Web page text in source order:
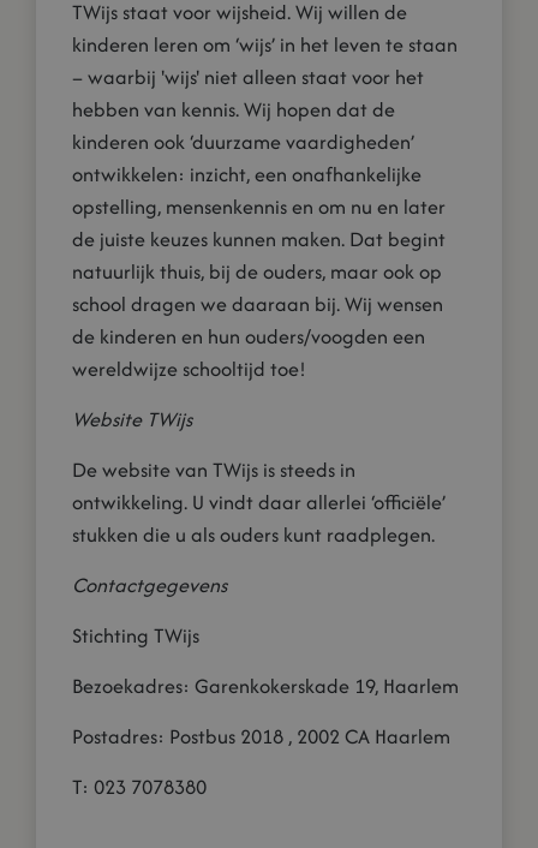
TWijs staat voor wijsheid. Wij willen de
kinderen leren om ‘wijs’ in het leven te staan
– waarbij 'wijs' niet alleen staat voor het
hebben van kennis. Wij hopen dat de
kinderen ook ‘duurzame vaardigheden’
ontwikkelen: inzicht, een onafhankelijke
opstelling, mensenkennis en om nu en later
de juiste keuzes kunnen maken. Dat begint
natuurlijk thuis, bij de ouders, maar ook op
school dragen we daaraan bij. Wij wensen
de kinderen en hun ouders/voogden een
wereldwijze schooltijd toe!
Website TWijs
De website van TWijs is steeds in
ontwikkeling. U vindt daar allerlei ‘officiële’
stukken die u als ouders kunt raadplegen.
Contactgegevens
Stichting TWijs
Bezoekadres: Garenkokerskade 19, Haarlem
Postadres: Postbus 2018 , 2002 CA Haarlem
T: 023 7078380